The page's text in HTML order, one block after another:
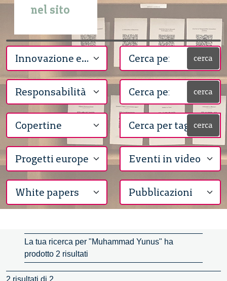
nel sito
cerca
cerca
cerca
La tua ricerca per "Muhammad Yunus" ha
prodotto 2 risultati